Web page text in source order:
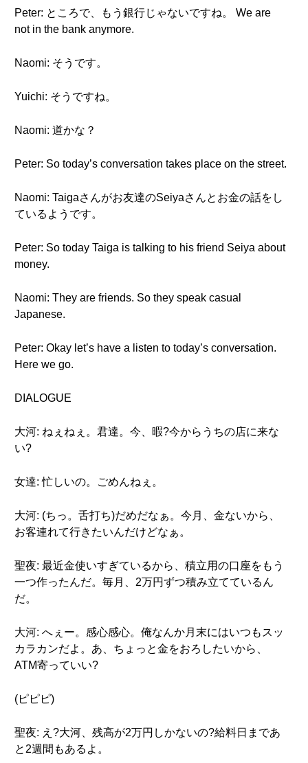
Peter: ところで、もう銀行じゃないですね。 We are
not in the bank anymore.
Naomi: そうです。
Yuichi: そうですね。
Naomi: 道かな？
Peter: So today’s conversation takes place on the street.
Naomi: Taigaさんがお友達のSeiyaさんとお金の話をし
ているようです。
Peter: So today Taiga is talking to his friend Seiya about
money.
Naomi: They are friends. So they speak casual
Japanese.
Peter: Okay let’s have a listen to today’s conversation.
Here we go.
DIALOGUE
大河: ねぇねぇ。君達。今、暇?今からうちの店に来な
い?
女達: 忙しいの。ごめんねぇ。
大河: (ちっ。舌打ち)だめだなぁ。今月、金ないから、
お客連れて行きたいんだけどなぁ。
聖夜: 最近金使いすぎているから、積立用の口座をもう
一つ作ったんだ。毎月、2万円ずつ積み立てているん
だ。
大河: へぇー。感心感心。俺なんか月末にはいつもスッ
カラカンだよ。あ、ちょっと金をおろしたいから、
ATM寄っていい?
(ピピピ)
聖夜: え?大河、残高が2万円しかないの?給料日まであ
と2週間もあるよ。